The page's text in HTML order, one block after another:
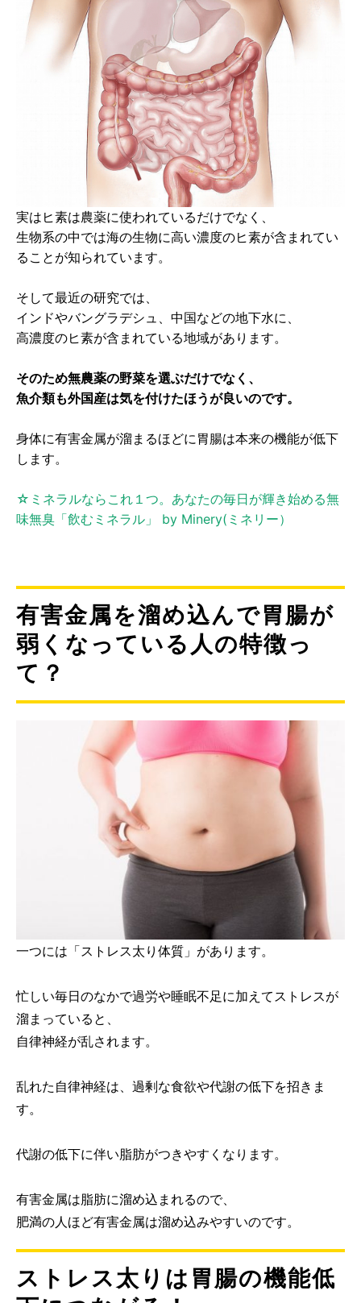
実はヒ素は農薬に使われているだけでなく、
生物系の中では海の生物に高い濃度のヒ素が含まれてい
ることが知られています。
そして最近の研究では、
インドやバングラデシュ、中国などの地下水に、
高濃度のヒ素が含まれている地域があります。
そのため無農薬の野菜を選ぶだけでなく、
魚介類も外国産は気を付けたほうが良いのです。
身体に有害金属が溜まるほどに胃腸は本来の機能が低下
します。
☆ミネラルならこれ１つ。あなたの毎日が輝き始める無
味無臭「飲むミネラル」 by Minery(ミネリー）
有害金属を溜め込んで胃腸が
弱くなっている人の特徴っ
て？
一つには「ストレス太り体質」があります。
忙しい毎日のなかで過労や睡眠不足に加えてストレスが
溜まっていると、
自律神経が乱されます。
乱れた自律神経は、過剰な食欲や代謝の低下を招きま
す。
代謝の低下に伴い脂肪がつきやすくなります。
有害金属は脂肪に溜め込まれるので、
肥満の人ほど有害金属は溜め込みやすいのです。
ストレス太りは胃腸の機能低